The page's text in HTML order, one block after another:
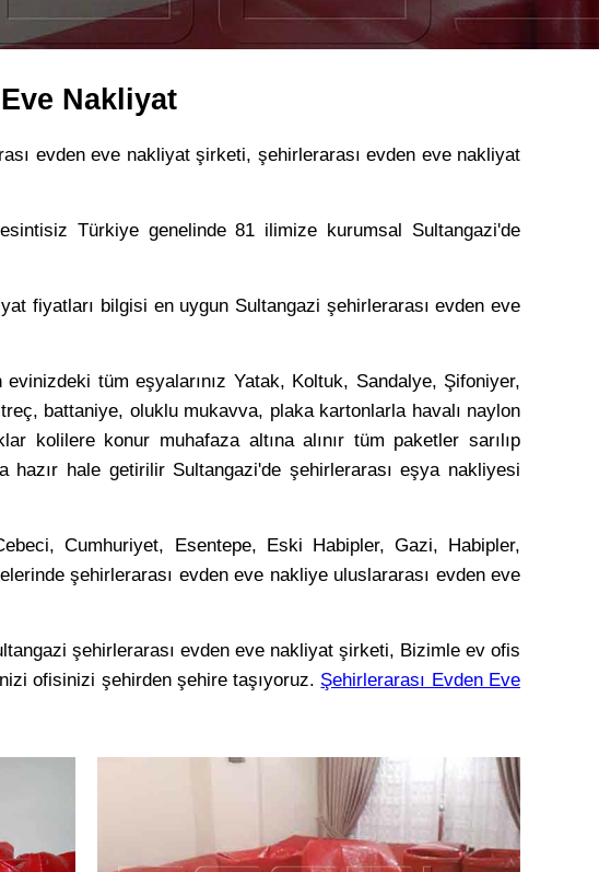
Nakliyat
evden eve nakliyat şirketi, şehirlerarası evden eve nakliyat
Türkiye genelinde 81 ilimize kurumsal Sultangazi'de
fiyatları bilgisi en uygun Sultangazi şehirlerarası evden eve
tüm eşyalarınız Yatak, Koltuk, Sandalye, Şifoniyer,
battaniye, oluklu mukavva, plaka kartonlarla havalı naylon
kolilere konur muhafaza altına alınır tüm paketler sarılıp
hazır hale getirilir Sultangazi'de şehirlerarası eşya nakliyesi
Cumhuriyet, Esentepe, Eski Habipler, Gazi, Habipler,
şehirlerarası evden eve nakliye uluslararası evden eve
şehirlerarası evden eve nakliyat şirketi, Bizimle ev ofis
ofisinizi şehirden şehire taşıyoruz. Şehirlerarası Evden Eve